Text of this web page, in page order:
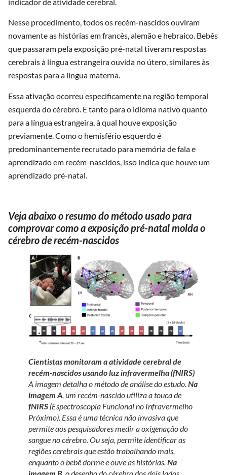
Nesse procedimento, todos os recém-nascidos ouviram
novamente as histórias em francês, alemão e hebraico. Bebês
que passaram pela exposição pré-natal tiveram respostas
cerebrais à língua estrangeira ouvida no útero, similares às
respostas para a língua materna.
Essa ativação ocorreu especificamente na região temporal
esquerda do cérebro. E tanto para o idioma nativo quanto
para a língua estrangeira, à qual houve exposição
previamente. Como o hemisfério esquerdo é
predominantemente recrutado para memória de fala e
aprendizado em recém-nascidos, isso indica que houve um
aprendizado pré-natal.
Veja abaixo o resumo do método usado para
comprovar como a exposição pré-natal molda o
cérebro de recém-nascidos
Cientistas monitoram a atividade cerebral de
recém-nascidos usando luz infravermelha (fNIRS)
A imagem detalha o método de análise do estudo. Na
imagem A , um recém-nascido utiliza a touca de
fNIRS (Espectroscopia Funcional no Infravermelho
Próximo). Essa é uma técnica não invasiva que
permite aos pesquisadores medir a oxigenação do
sangue no cérebro. Ou seja, permite identificar as
regiões cerebrais que estão trabalhando mais,
enquanto o bebê dorme e ouve as histórias. Na
imagem B , o desenho do cérebro dos dois lados